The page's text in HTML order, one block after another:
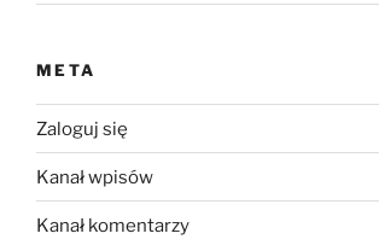
META
Zaloguj się
Kanał wpisów
Kanał komentarzy